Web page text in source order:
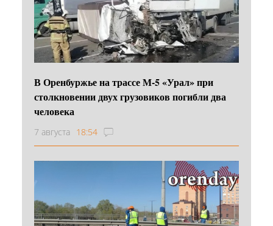
В Оренбуржье на трассе М-5 «Урал» при
столкновении двух грузовиков погибли два
человека
7 августа 18:54